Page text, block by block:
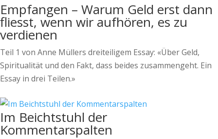
Empfangen – Warum Geld erst dann
fliesst, wenn wir aufhören, es zu
verdienen
Teil 1 von Anne Müllers dreiteiligem Essay: «Über Geld,
Spiritualität und den Fakt, dass beides zusammengeht. Ein
Essay in drei Teilen.»
Im Beichtstuhl der
Kommentarspalten